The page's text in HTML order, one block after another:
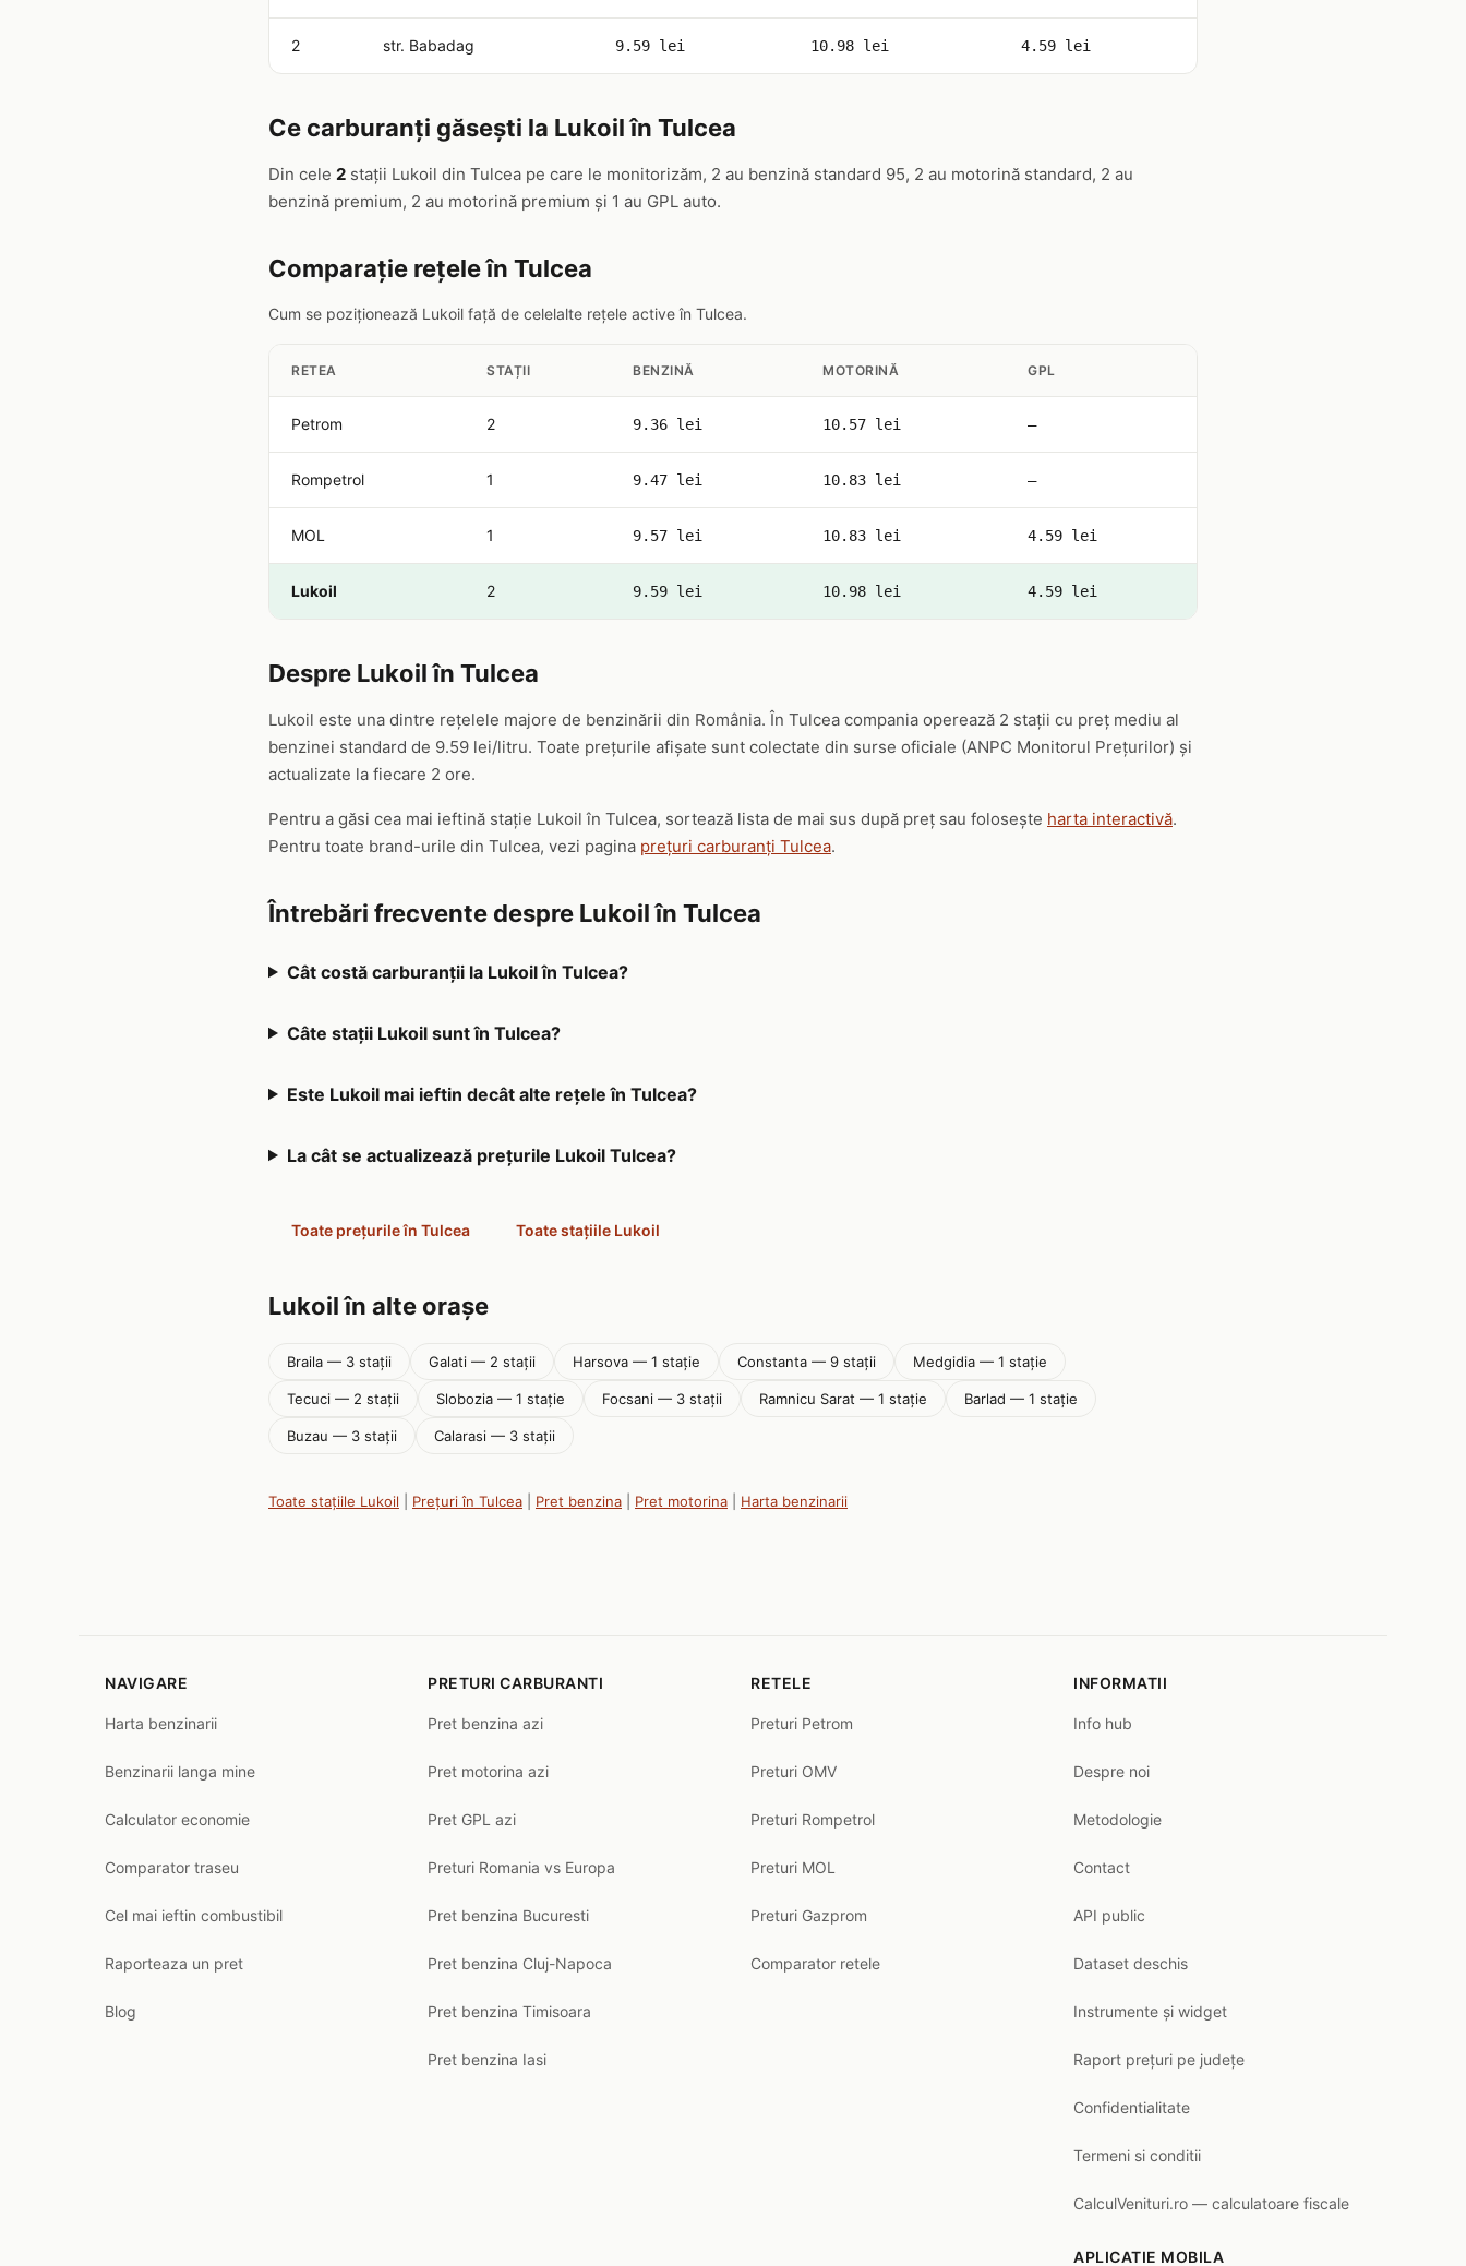
2 str. Babadag 9.59 lei 10.98 lei 4.59 lei
Ce carburanți găsești la Lukoil în Tulcea
Din cele 2 stații Lukoil din Tulcea pe care le monitorizăm, 2 au benzină standard 95, 2 au motorină standard, 2 au
benzină premium, 2 au motorină premium și 1 au GPL auto.
Comparație rețele în Tulcea
Cum se poziționează Lukoil față de celelalte rețele active în Tulcea.
RETEA STAȚII BENZINĂ MOTORINĂ GPL
Petrom 2 9.36 lei 10.57 lei —
Rompetrol 1 9.47 lei 10.83 lei —
MOL 1 9.57 lei 10.83 lei 4.59 lei
Lukoil 2 9.59 lei 10.98 lei 4.59 lei
Despre Lukoil în Tulcea
Lukoil este una dintre rețelele majore de benzinării din România. În Tulcea compania operează 2 stații cu preț mediu al
benzinei standard de 9.59 lei/litru. Toate prețurile afișate sunt colectate din surse oficiale (ANPC Monitorul Prețurilor) și
actualizate la fiecare 2 ore.
Pentru a găsi cea mai ieftină stație Lukoil în Tulcea, sortează lista de mai sus după preț sau folosește harta interactivă.
Pentru toate brand-urile din Tulcea, vezi pagina prețuri carburanți Tulcea.
Întrebări frecvente despre Lukoil în Tulcea
Cât costă carburanții la Lukoil în Tulcea?
Câte stații Lukoil sunt în Tulcea?
Este Lukoil mai ieftin decât alte rețele în Tulcea?
La cât se actualizează prețurile Lukoil Tulcea?
Toate prețurile în Tulcea Toate stațiile Lukoil
Lukoil în alte orașe
Braila — 3 stații Galati — 2 stații Harsova — 1 stație Constanta — 9 stații Medgidia — 1 stație
Tecuci — 2 stații Slobozia — 1 stație Focsani — 3 stații Ramnicu Sarat — 1 stație Barlad — 1 stație
Buzau — 3 stații Calarasi — 3 stații
Toate stațiile Lukoil Prețuri în Tulcea Pret benzina Pret motorina Harta benzinarii
NAVIGARE
Harta benzinarii
Benzinarii langa mine
Calculator economie
Comparator traseu
Cel mai ieftin combustibil
Raporteaza un pret
Blog
PRETURI CARBURANTI
Pret benzina azi
Pret motorina azi
Pret GPL azi
Preturi Romania vs Europa
Pret benzina Bucuresti
Pret benzina Cluj-Napoca
Pret benzina Timisoara
Pret benzina Iasi
RETELE
Preturi Petrom
Preturi OMV
Preturi Rompetrol
Preturi MOL
Preturi Gazprom
Comparator retele
INFORMATII
Info hub
Despre noi
Metodologie
Contact
API public
Dataset deschis
Instrumente și widget
Raport prețuri pe județe
Confidentialitate
Termeni si conditii
CalculVenituri.ro — calculatoare fiscale
APLICATIE MOBILA